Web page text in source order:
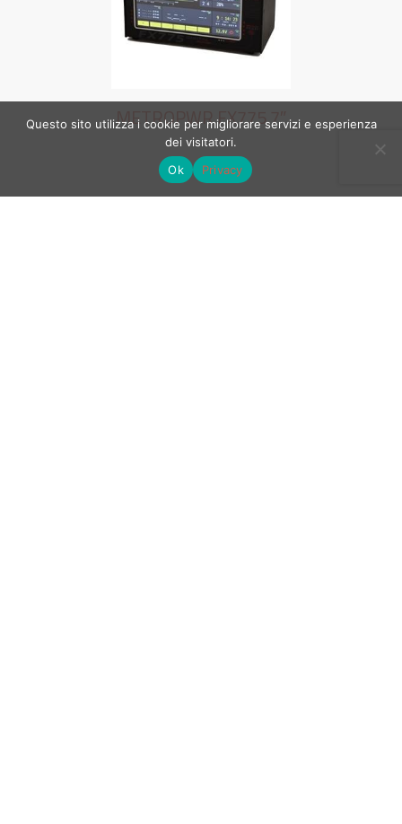
METROPWR FX775 7″
Questo sito utilizza i cookie per migliorare servizi e esperienza
dei visitatori.
Ok
Privacy